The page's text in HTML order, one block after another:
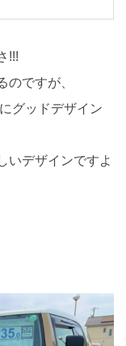
!!!
のですが、
グッドデザイン
いデザインですよ